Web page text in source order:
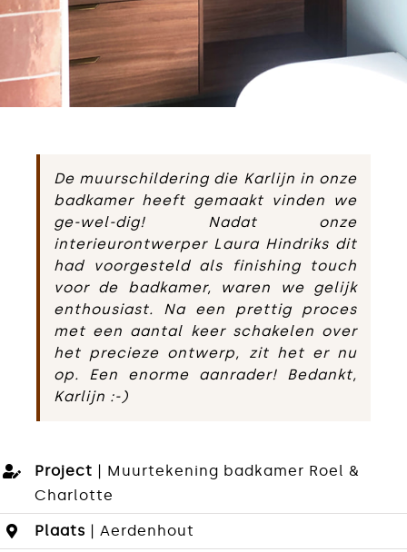
De muurschildering die Karlijn in onze
badkamer heeft gemaakt vinden we
ge-wel-dig! Nadat onze
interieurontwerper Laura Hindriks dit
had voorgesteld als finishing touch
voor de badkamer, waren we gelijk
enthousiast. Na een prettig proces
met een aantal keer schakelen over
het precieze ontwerp, zit het er nu
op. Een enorme aanrader! Bedankt,
Karlijn :-)
Project
| Muurtekening badkamer Roel &
Charlotte
Plaats | Aerdenhout